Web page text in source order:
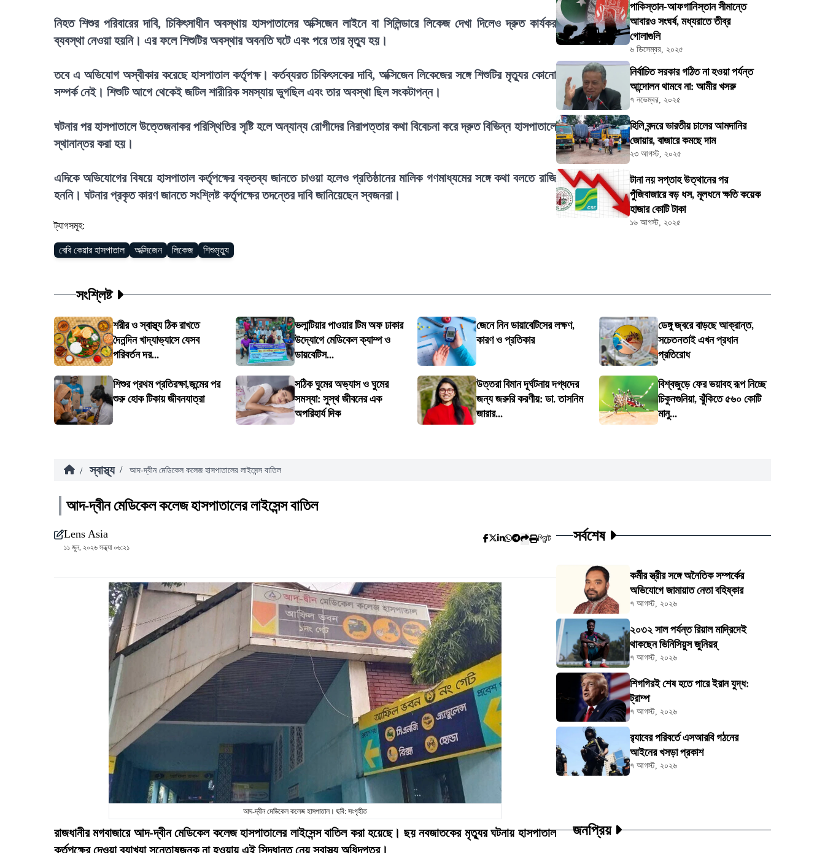
নিহত শিশুর পরিবারের দাবি, চিকিৎসাধীন অবস্থায় হাসপাতালের অক্সিজেন লাইনে বা সিলিন্ডারে লিকেজ দেখা দিলেও দ্রুত কার্যকর
ব্যবস্থা নেওয়া হয়নি। এর ফলে শিশুটির অবস্থার অবনতি ঘটে এবং পরে তার মৃত্যু হয়।
তবে এ অভিযোগ অস্বীকার করেছে হাসপাতাল কর্তৃপক্ষ। কর্তব্যরত চিকিৎসকের দাবি, অক্সিজেন লিকেজের সঙ্গে শিশুটির মৃত্যুর কোনো
সম্পর্ক নেই। শিশুটি আগে থেকেই জটিল শারীরিক সমস্যায় ভুগছিল এবং তার অবস্থা ছিল সংকটাপন্ন।
ঘটনার পর হাসপাতালে উত্তেজনাকর পরিস্থিতির সৃষ্টি হলে অন্যান্য রোগীদের নিরাপত্তার কথা বিবেচনা করে দ্রুত বিভিন্ন হাসপাতালে
স্থানান্তর করা হয়।
এদিকে অভিযোগের বিষয়ে হাসপাতাল কর্তৃপক্ষের বক্তব্য জানতে চাওয়া হলেও প্রতিষ্ঠানের মালিক গণমাধ্যমের সঙ্গে কথা বলতে রাজি
হননি। ঘটনার প্রকৃত কারণ জানতে সংশ্লিষ্ট কর্তৃপক্ষের তদন্তের দাবি জানিয়েছেন স্বজনরা।
ট্যাগসমূহ:
বেবি কেয়ার হাসপাতাল অক্সিজেন লিকেজ শিশুমৃত্যু
পাকিস্তান-আফগানিস্তান সীমান্তে
আবারও সংঘর্ষ, মধ্যরাতে তীব্র
গোলাগুলি
৬ ডিসেম্বর, ২০২৫
নির্বাচিত সরকার গঠিত না হওয়া পর্যন্ত
আন্দোলন থামবে না: আমীর খসরু
৭ নভেম্বর, ২০২৫
হিলি বন্দরে ভারতীয় চালের আমদানির
জোয়ার, বাজারে কমছে দাম
২৩ আগস্ট, ২০২৫
টানা নয় সপ্তাহ উত্থানের পর
পুঁজিবাজারে বড় ধস, মূলধনে ক্ষতি কয়েক
হাজার কোটি টাকা
১৬ আগস্ট, ২০২৫
সংশ্লিষ্ট
শরীর ও স্বাস্থ্য ঠিক রাখতে
দৈনন্দিন খাদ্যাভ্যাসে যেসব
পরিবর্তন দর...
ভলান্টিয়ার পাওয়ার টিম অফ ঢাকার
উদ্যোগে মেডিকেল ক্যাম্প ও
ডায়বেটিস...
জেনে নিন ডায়াবেটিসের লক্ষণ,
কারণ ও প্রতিকার
ডেঙ্গু জ্বরে বাড়ছে আক্রান্ত,
সচেতনতাই এখন প্রধান
প্রতিরোধ
শিশুর প্রথম প্রতিরক্ষা,জন্মের পর
শুরু হোক টিকায় জীবনযাত্রা
সঠিক ঘুমের অভ্যাস ও ঘুমের
সমস্যা: সুস্থ জীবনের এক
অপরিহার্য দিক
উত্তরা বিমান দূর্ঘটনায় দগ্ধদের
জন্য জরুরি করণীয়: ডা. তাসনিম
জারার...
বিশ্বজুড়ে ফের ভয়াবহ রূপ নিচ্ছে
চিকুনগুনিয়া, ঝুঁকিতে ৫৬০ কোটি
মানু...
/ স্বাস্থ্য / আদ-দ্বীন মেডিকেল কলেজ হাসপাতালের লাইসেন্স বাতিল
আদ-দ্বীন মেডিকেল কলেজ হাসপাতালের লাইসেন্স বাতিল
Lens Asia
১১ জুন, ২০২৬ সন্ধ্যা ০৬:২১
প্রিন্ট
আদ-দ্বীন মেডিকেল কলেজ হাসপাতাল। ছবি: সংগৃহীত
রাজধানীর মগবাজারে আদ-দ্বীন মেডিকেল কলেজ হাসপাতালের লাইসেন্স বাতিল করা হয়েছে। ছয় নবজাতকের মৃত্যুর ঘটনায় হাসপাতাল
কর্তৃপক্ষের দেওয়া ব্যাখ্যা সন্তোষজনক না হওয়ায় এই সিদ্ধান্ত নেয় স্বাস্থ্য অধিদপ্তর।
সর্বশেষ
কর্মীর স্ত্রীর সঙ্গে অনৈতিক সম্পর্কের
অভিযোগে জামায়াত নেতা বহিষ্কার
৭ আগস্ট, ২০২৬
২০৩২ সাল পর্যন্ত রিয়াল মাদ্রিদেই
থাকছেন ভিনিসিয়ুস জুনিয়র্
৭ আগস্ট, ২০২৬
শিগগিরই শেষ হতে পারে ইরান যুদ্ধ:
ট্রাম্প
৭ আগস্ট, ২০২৬
র‍্যাবের পরিবর্তে এসআরবি গঠনের
আইনের খসড়া প্রকাশ
৭ আগস্ট, ২০২৬
জনপ্রিয়